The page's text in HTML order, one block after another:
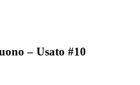
– Usato #10